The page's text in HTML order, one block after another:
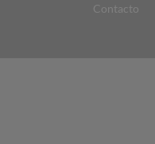
Contacto